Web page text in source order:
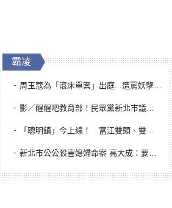
霸凌
周玉蔻為「滾床單案」出庭...遭罵妖孽下地獄 張淑娟批：舌頭殺人有罪
影／醒醒吧教育部！民眾黨新北市議員參選人提出校園反毒防線升級政見
「聰明鎮」今上線！ 富江雙頭、雙一、人頭氣球全登場
新北市公公殺害媳婦命案 高大成：要害殺多刀顯示怨恨深